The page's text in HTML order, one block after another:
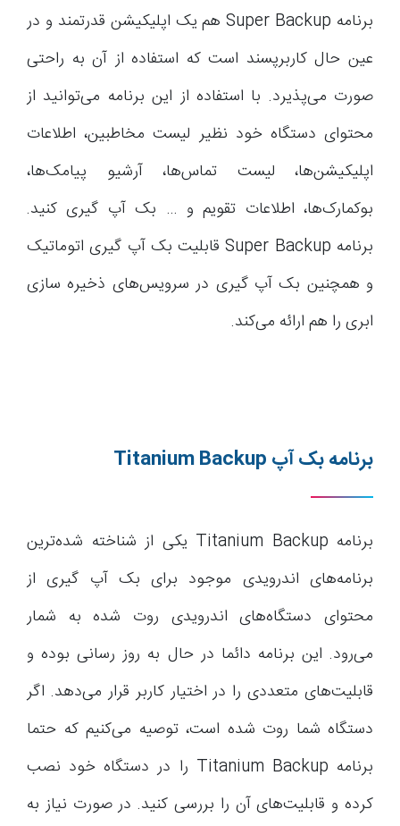
برنامه Super Backup هم یک اپلیکیشن قدرتمند و در
عین حال کاربرپسند است که استفاده از آن به راحتی
صورت می‌پذیرد. با استفاده از این برنامه می‌توانید از
محتوای دستگاه خود نظیر لیست مخاطبین، اطلاعات
اپلیکیشن‌ها، لیست تماس‌ها، آرشیو پیامک‌ها،
بوکمارک‌ها، اطلاعات تقویم و … بک آپ گیری کنید.
برنامه Super Backup قابلیت بک آپ گیری اتوماتیک
و همچنین بک آپ گیری در سرویس‌های ذخیره سازی
ابری را هم ارائه می‌کند.
برنامه بک آپ Titanium Backup
برنامه Titanium Backup یکی از شناخته شده‌ترین
برنامه‌های اندرویدی موجود برای بک آپ گیری از
محتوای دستگاه‌های اندرویدی روت شده به شمار
می‌رود. این برنامه دائما در حال به روز رسانی بوده و
قابلیت‌های متعددی را در اختیار کاربر قرار می‌دهد. اگر
دستگاه شما روت شده است، توصیه می‌کنیم که حتما
برنامه Titanium Backup را در دستگاه خود نصب
کرده و قابلیت‌های آن را بررسی کنید. در صورت نیاز به